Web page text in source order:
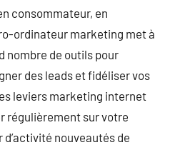
consommateur, en
ordinateur marketing met à
nombre de outils pour
des leads et fidéliser vos
leviers marketing internet
régulièrement sur votre
nouveautés de